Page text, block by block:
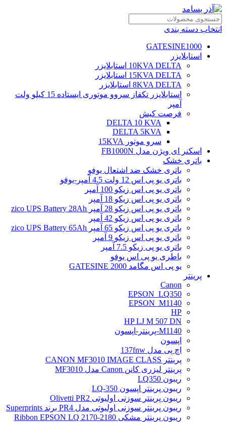
انتخاب دسته بندی
GATESINE1000
استابلایزر
10KVA DELTA استابلایزر
15KVA DELTA استابلایزر
8KVA DELTA استابلایزر
استابلایزر تکفاز سروو موتوری ایستاده 15 کیلو ولت
آمپر
فرصت کیش
DELTA 10 KVA
DELTA 5KVA
سرو موتور 15KVA
اسکنر ای ویژن مدل FB1000N
باتری خشک
باتری خشک ضد اشتعال یوفو
باتری یو پی اس 12 ولت 4.5 آمپر-یوفو
باتری یو پی اس زیکو 100 آمپر
باتری یو پی اس زیکو 18 آمپر
باتری یو پی اس زیکو 28 آمپر zico UPS Battery 28Ah
باتری یو پی اس زیکو 42 آمپر
باتری یو پی اس زیکو 65 آمپر zico UPS Battery 65Ah
باتری یو پی اس زیکو 9 آمپر
باتری یو پی زیکو 7.5 آمپر
باطری یو پی اس یوفو
یو پی اس مگامد GATESINE 2000
پرینتر
Canon
EPSON_LQ350
EPSON_M1140
HP
HP LJ M 507 DN
M1140-پرینتر-اپسون
اپسون
اچ پی مدل 137fnw
پرینتر CANON MF3010 IMAGE CLASS
پرینتر لیزری کانن Canon مدل MF3010
ریبون LQ350
ریبون پرینتر اپسون LQ-350
ریبون پرینتر سوزنی اولیوتی Olivetti PR2
ریبون پرینتر سوزنی اولیوتی مدل PR4 برند Superprints
ریبون پرینتر مشکی Ribbon EPSON LQ 2170-2180